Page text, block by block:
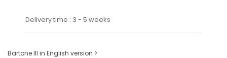
Delivery time : 3 - 5 weeks
Bartone III in English version >